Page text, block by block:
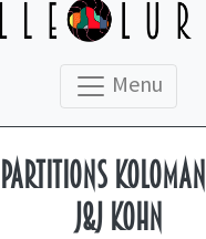
Menu
J&J Kohn